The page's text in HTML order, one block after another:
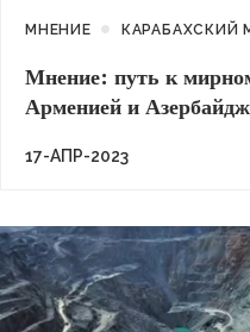
МНЕНИЕ КАРАБАХСКИЙ
Мнение: путь к
Арменией и
17-АПР-2023